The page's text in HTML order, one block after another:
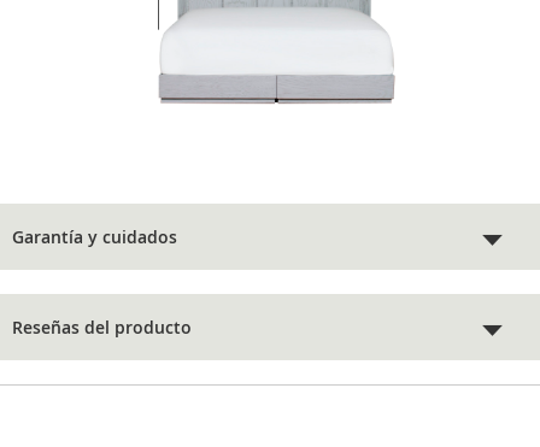
Garantía y cuidados
Reseñas del producto